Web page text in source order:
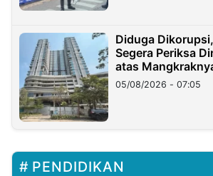
Diduga
Segera Periksa
atas
05/08/2026 - 07:05
PENDIDIKAN